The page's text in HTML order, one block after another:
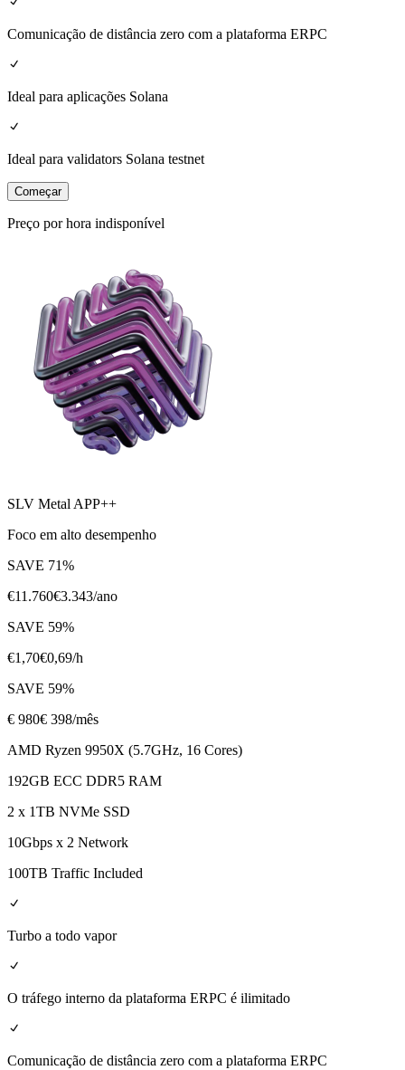
Comunicação de distância zero com a plataforma ERPC
Ideal para aplicações Solana
Ideal para validators Solana testnet
Começar
Preço por hora indisponível
SLV Metal APP++
Foco em alto desempenho
SAVE 71%
€11.760€3.343/ano
SAVE 59%
€1,70€0,69/h
SAVE 59%
€ 980€ 398/mês
AMD Ryzen 9950X (5.7GHz, 16 Cores)
192GB ECC DDR5 RAM
2 x 1TB NVMe SSD
10Gbps x 2 Network
100TB Traffic Included
Turbo a todo vapor
O tráfego interno da plataforma ERPC é ilimitado
Comunicação de distância zero com a plataforma ERPC